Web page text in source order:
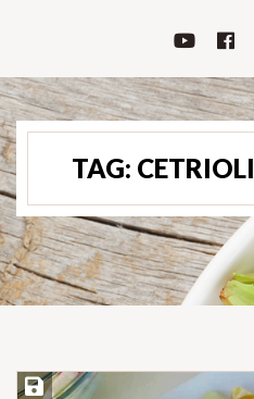
TAG: CETRIOLI
Salva ricetta